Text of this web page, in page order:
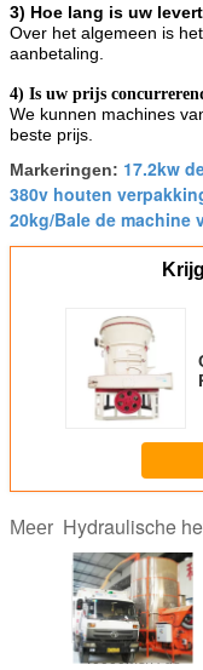
3) Hoe lang is uw
Over het algemeen is
aanbetaling.
4) Is uw prijs
We kunnen machines
beste prijs.
Markeringen: 17.2kw
380v houten
20kg/Bale de machine
Meer Hydraulische
40000m3/H de